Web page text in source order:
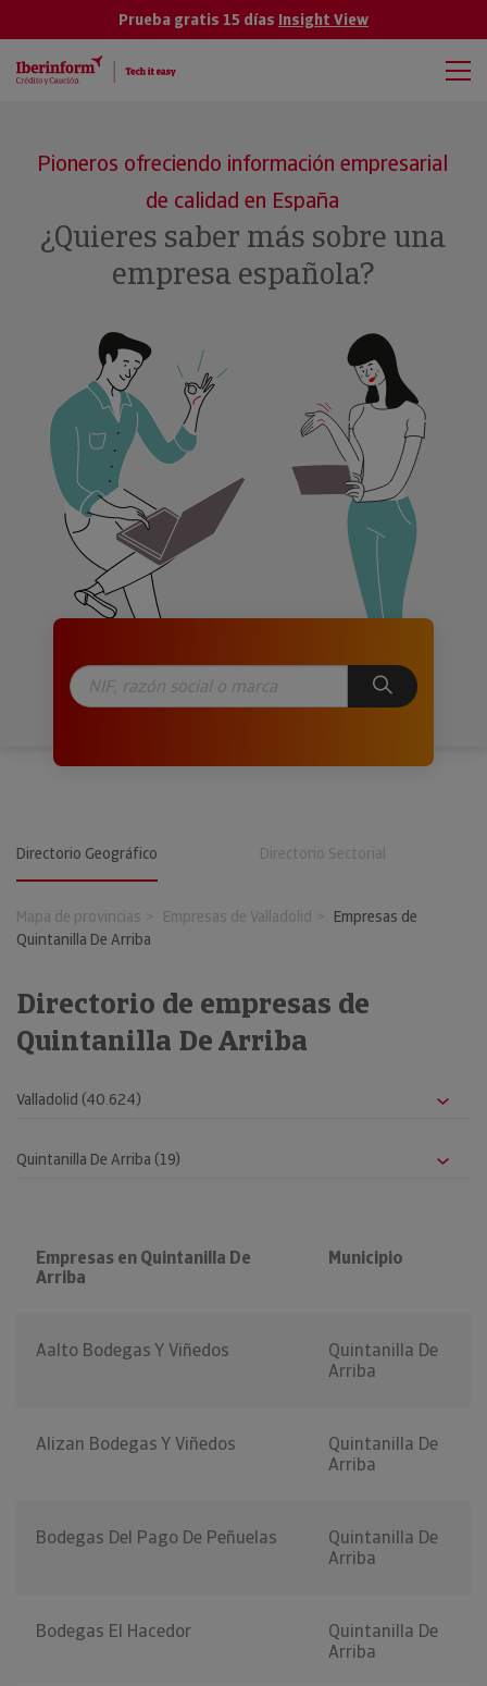
Prueba gratis 15 días Insight View
Pioneros ofreciendo información empresarial
de calidad en España
¿Quieres saber más sobre una
empresa española?
Directorio Geográfico Directorio Sectorial
Mapa de provincias Empresas de Valladolid
Empresas de
Quintanilla De Arriba
Directorio de empresas de
Quintanilla De Arriba
Empresas en Quintanilla De
Arriba
Municipio
Aalto Bodegas Y Viñedos
Quintanilla De
Arriba
Alizan Bodegas Y Viñedos
Quintanilla De
Arriba
Bodegas Del Pago De Peñuelas
Quintanilla De
Arriba
Bodegas El Hacedor
Quintanilla De
Arriba